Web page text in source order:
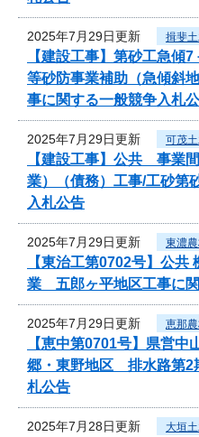
2025年7月29日更新 揖斐
【建設工事】第砂工急
等砂防事業補助（急傾斜
事に関する一般競争入札
2025年7月29日更新 可茂
【建設工事】公共 事業
業）（債務）工事/工砂第
入札公告
2025年7月29日更新 東濃
【東治工第0702号】公共
業 五郎ヶ平地区工事に
2025年7月29日更新 恵那
【恵中第0701号】県営
郷・東野地区 排水路第2
札公告
2025年7月28日更新 大垣